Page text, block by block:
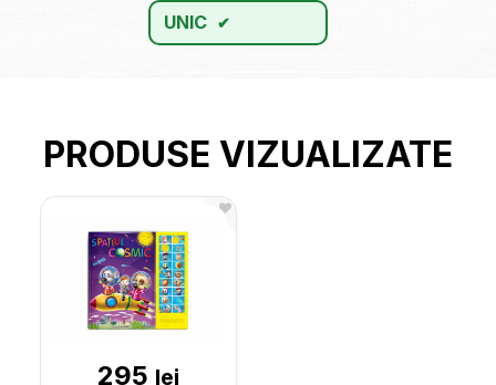
UNIC
PRODUSE VIZUALIZATE
295 lei